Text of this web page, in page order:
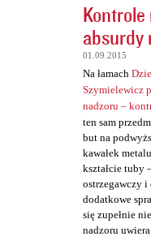
absurdy
01.09.2015
Na łamach
Szymielewicz
nadzoru –
ten sam
but na
kawałek
kształcie tuby
ostrzegawczy i
dodatkowe
się zupełnie
nadzoru